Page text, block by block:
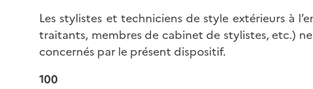
Les stylistes et techniciens de style extérieurs à
traitants, membres de cabinet de stylistes, etc.)
concernés par le présent dispositif.
100